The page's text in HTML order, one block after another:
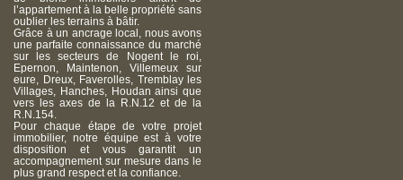
l’appartement à la belle propriété sans
oublier les terrains à bâtir.
Grâce à un ancrage local, nous avons
une parfaite connaissance du marché
sur les secteurs de Nogent le roi,
Epernon, Maintenon, Villemeux sur
eure, Dreux, Faverolles, Tremblay les
Villages, Hanches, Houdan ainsi que
vers les axes de la R.N.12 et de la
R.N.154.
Pour chaque étape de votre projet
immobilier, notre équipe est à votre
disposition et vous garantit un
accompagnement sur mesure dans le
plus grand respect et la confiance.